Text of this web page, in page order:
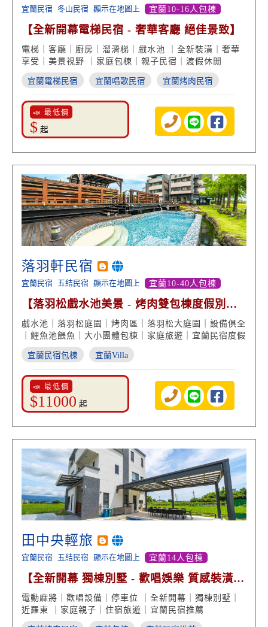
宜蘭民宿 冬山民宿 顯示在地圖上 宜蘭10-16人包棟
【全新開幕電梯民宿 - 奢華客廳 絕佳景致】
電梯｜客廳｜廚房｜溜滑梯｜戲水池 ｜全新裝潢｜奢華
享受｜美景視野 ｜家庭包棟｜親子民宿｜渡假休閒
宜蘭電梯民宿 宜蘭唱歌民宿 宜蘭烤肉民宿
📣 最低價
$ 起
落羽軒民宿
宜蘭民宿 五結民宿 顯示在地圖上 宜蘭10-40人包棟
【落羽松戲水池美景 - 烤肉雙包棟度假別
墅】
戲水池｜落羽松庭園｜烤肉區｜落羽松大庭園｜設備俱全
｜鯉魚池餵魚｜大小團體包棟｜家庭旅遊｜宜蘭民宿度假
宜蘭民宿包棟 宜蘭Villa
📣 最低價
$11000 起
田中央輕旅
宜蘭民宿 五結民宿 顯示在地圖上 宜蘭14人包棟
【全新開幕 獨棟別墅 - 歡唱娛樂 質感裝潢美
學】
電動麻將｜歡唱設備｜停車位 ｜全新開幕｜獨棟別墅｜
近羅東 ｜家庭親子｜住宿旅遊｜宜蘭民宿推薦